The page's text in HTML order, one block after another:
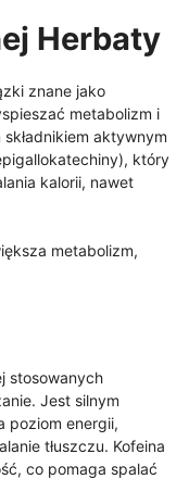
Herbaty
znane jako
metabolizm i
aktywnym
który
kalorii, nawet
metabolizm,
stosowanych
Jest silnym
poziom energii,
tłuszczu. Kofeina
co pomaga spalać